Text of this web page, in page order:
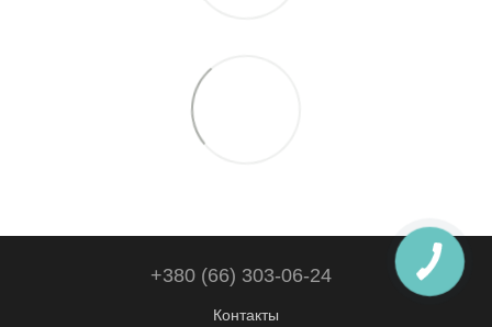
+380 (66) 303-06-24
Контакты